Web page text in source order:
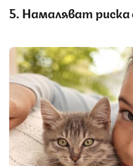
5. Намаляват риска